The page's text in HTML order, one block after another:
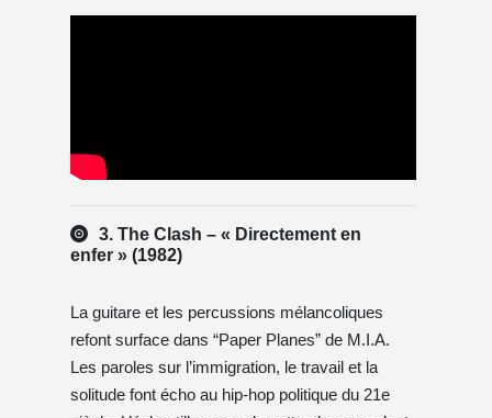
3. The Clash – « Directement en
enfer » (1982)
La guitare et les percussions mélancoliques
refont surface dans “Paper Planes” de M.I.A.
Les paroles sur l’immigration, le travail et la
solitude font écho au hip-hop politique du 21e